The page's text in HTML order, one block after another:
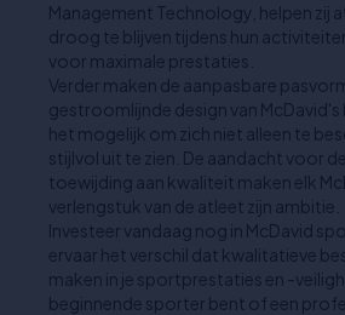
Management Technology, helpen zij
droog te blijven tijdens hun
voor maximale prestaties.
Verder maken de aanpasbare
gestroomlijnde design van
het mogelijk om zich niet alleen te
stijlvol uit te zien. De aandacht voor
toewijding aan kwaliteit maken elk
verlengstuk van de atleet zijn ambitie.
Investeer vandaag nog in McDavid
ervaar het verschil dat kwalitatieve
maken in je sportprestaties en -
beginnende sporter bent of een